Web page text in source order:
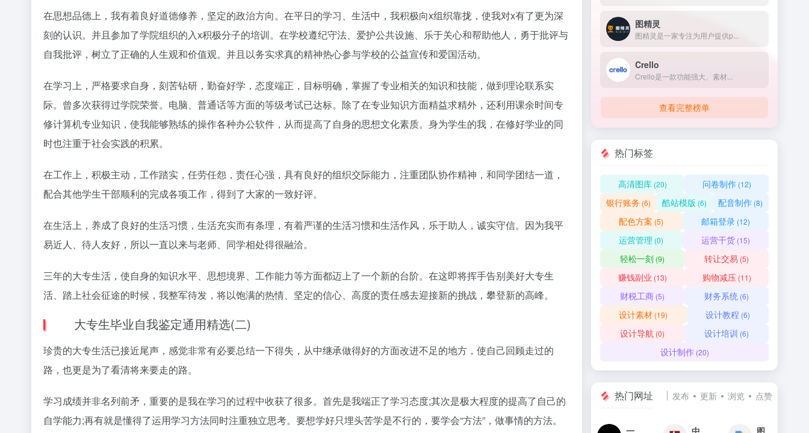
在思想品德上，我有着良好道德修养，坚定的政治方向。在平日的学习、生活中，我积极向x组织靠拢，使我对x有了更为深
刻的认识。并且参加了学院组织的入x积极分子的培训。在学校遵纪守法、爱护公共设施、乐于关心和帮助他人，勇于批评与
自我批评，树立了正确的人生观和价值观。并且以务实求真的精神热心参与学校的公益宣传和爱国活动。
在学习上，严格要求自身，刻苦钻研，勤奋好学，态度端正，目标明确，掌握了专业相关的知识和技能，做到理论联系实
际。曾多次获得过学院荣誉。电脑、普通话等方面的等级考试已达标。除了在专业知识方面精益求精外，还利用课余时间专
修计算机专业知识，使我能够熟练的操作各种办公软件，从而提高了自身的思想文化素质。身为学生的我，在修好学业的同
时也注重于社会实践的积累。
在工作上，积极主动，工作踏实，任劳任怨，责任心强，具有良好的组织交际能力，注重团队协作精神，和同学团结一道，
配合其他学生干部顺利的完成各项工作，得到了大家的一致好评。
在生活上，养成了良好的生活习惯，生活充实而有条理，有着严谨的生活习惯和生活作风，乐于助人，诚实守信。因为我平
易近人、待人友好，所以一直以来与老师、同学相处得很融洽。
三年的大专生活，使自身的知识水平、思想境界、工作能力等方面都迈上了一个新的台阶。在这即将挥手告别美好大专生
活、踏上社会征途的时候，我整军待发，将以饱满的热情、坚定的信心、高度的责任感去迎接新的挑战，攀登新的高峰。
大专生毕业自我鉴定通用精选(二)
珍贵的大专生活已接近尾声，感觉非常有必要总结一下得失，从中继承做得好的方面改进不足的地方，使自己回顾走过的
路，也更是为了看清将来要走的路。
学习成绩并非名列前矛，重要的是我在学习的过程中收获了很多。首先是我端正了学习态度;其次是极大程度的提高了自己的
自学能力;再有就是懂得了运用学习方法同时注重独立思考。要想学好只埋头苦学是不行的，要学会“方法”，做事情的方法。
图精灵
图精灵是一家专注为用户提供p...
Crello
Crello是一款功能强大、素材...
查看完整榜单
热门标签
高清图库(20) 问卷制作(12)
银行账务 (6) 酷站模版 (6) 配音制作 (8)
配色方案 (5) 邮箱登录(12)
运营管理 (0) 运营干货(15)
轻松一刻 (9) 转让交易 (5)
赚钱副业 (13) 购物减压(11)
财税工商 (5) 财务系统 (6)
设计素材 (19) 设计教程 (6)
设计导航 (0) 设计培训 (6)
设计制作(20)
热门网址 发布 更新 浏览 点赞
一键生成 中国经济网 图贴士